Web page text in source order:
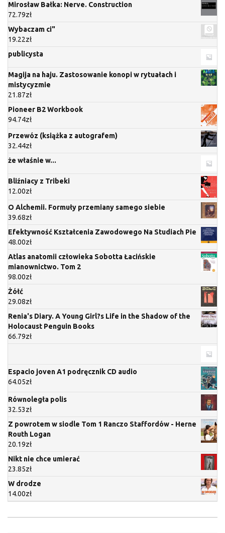
Mirosław Bałka: Nerve. Construction
72.79zł
Wybaczam ci"
19.22zł
publicysta
Magija na haju. Zastosowanie konopi w rytuałach i
mistycyzmie
21.87zł
Pioneer B2 Workbook
94.74zł
Przewóz (książka z autografem)
32.44zł
że właśnie w...
Bliźniacy z Tribeki
12.00zł
O Alchemii. Formuły przemiany samego siebie
39.68zł
Efektywność Kształcenia Zawodowego Na Studiach Pie
48.00zł
Atlas anatomii człowieka Sobotta Łacińskie
mianownictwo. Tom 2
98.00zł
Żółć
29.08zł
Renia's Diary. A Young Girl?s Life in the Shadow of the
Holocaust Penguin Books
66.79zł
Espacio joven A1 podręcznik CD audio
64.05zł
Równoległa polis
32.53zł
Z powrotem w siodle Tom 1 Ranczo Staffordów - Herne
Routh Logan
20.19zł
Nikt nie chce umierać
23.85zł
W drodze
14.00zł